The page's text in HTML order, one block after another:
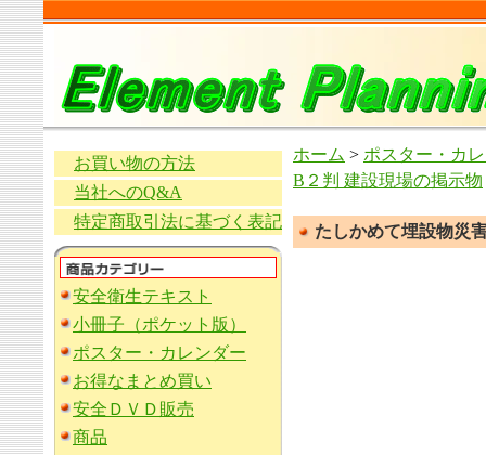
お買い物の方法
当社へのQ&A
特定商取引法に基づく表記
安全衛生テキスト
小冊子（ポケット版）
ポスター・カレンダー
お得なまとめ買い
安全ＤＶＤ販売
商品
ホーム > ポスター・カ
B２判 建設現場の掲示物
たしかめて埋設物災